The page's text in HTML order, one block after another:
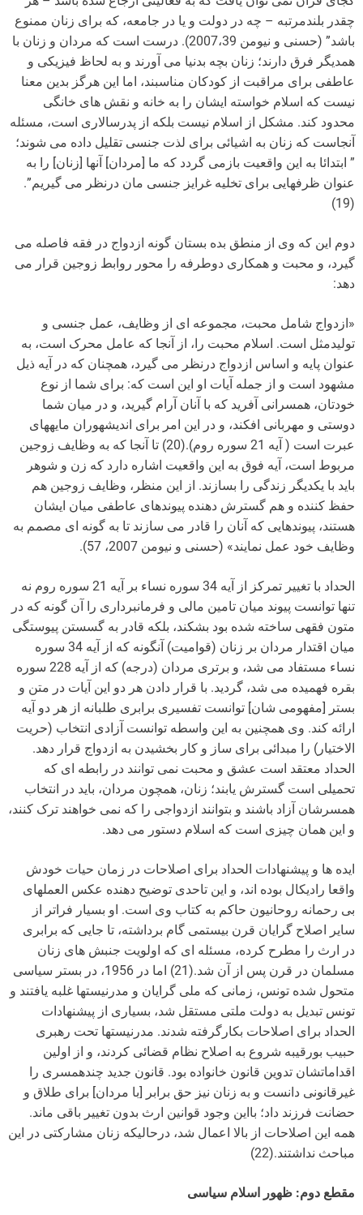
چقدر بلندمرتبه – چه در دولت و یا در جامعه، که برای زنان ممنوع
باشد” (حسنی و نیومن 2007،39). درست است که مردان و زنان با
همدیگر فرق دارند؛ زنان بچه بدنیا می آورند و به لحاظ فیزیکی و
عاطفی برای مراقبت از کودکان مناسبند، اما این هرگز بدین معنا
نیست که اسلام خواسته ایشان را به خانه و نقش های خانگی
محدود کند. مشکل از اسلام نیست بلکه از پدرسالاری است، مسئله
آنجاست که زنان به اشیائی برای لذت جنسی تقلیل داده می شوند؛
” ابتدائا به این واقعیت بازمی گردد که ما [مردان] آنها [زنان] را به
عنوان ظرفهایی برای تخلیه غرایز جنسی مان درنظر می گیریم”.
(19)
دوم این که وی از منطق بده بستان گونه ازدواج در فقه فاصله می
گیرد، و محبت و همکاری دوطرفه را محور روابط زوجین قرار می
دهد:
«ازدواج شامل محبت، مجموعه ای از وظایف، عمل جنسی و
تولیدمثل است. اسلام محبت را، از آنجا که عامل محرک است، به
عنوان پایه و اساس ازدواج درنظر می گیرد، همچنان که در آیه ذیل
مشهود است و از جمله آیات او این است که: براى شما از نوع
خودتان، همسرانى آفرید که با آنان آرام گیرید، و در میان شما
دوستى و مهربانى افکند، و در این امر براى اندیشه‏وران مایه‏هاى
عبرت است‏ ( آیه 21 سوره روم).(20) تا آنجا که به وظایف زوجین
مربوط است، آیه فوق به این واقعیت اشاره دارد که زن و شوهر
باید با یکدیگر زندگی را بسازند. از این منظر، وظایف زوجین هم
حفظ کننده و هم گسترش دهنده پیوندهای عاطفی میان ایشان
هستند، پیوندهایی که آنان را قادر می سازند تا به گونه ای مصمم به
وظایف خود عمل نمایند» (حسنی و نیومن 2007، 57).
الحداد با تغییر تمرکز از آیه 34 سوره نساء بر آیه 21 سوره روم نه
تنها توانست پیوند میان تامین مالی و فرمانبرداری را آن گونه که در
متون فقهی ساخته شده بود بشکند، بلکه قادر به گسستن پیوستگی
میان اقتدار مردان بر زنان (قوامیت) آنگونه که از آیه 34 سوره
نساء مستفاد می شد، و برتری مردان (درجه) که از آیه 228 سوره
بقره فهمیده می شد، گردید. با قرار دادن هر دو این آیات در متن و
بستر [مفهومی شان] توانست تفسیری برابری طلبانه از هر دو آیه
ارائه کند. وی همچنین به این واسطه توانست آزادی انتخاب (حریت
الاختیار) را مبدائی برای ساز و کار بخشیدن به ازدواج قرار دهد.
الحداد معتقد است عشق و محبت نمی توانند در رابطه ای که
تحمیلی است گسترش یابند؛ زنان، همچون مردان، باید در انتخاب
همسرشان آزاد باشند و بتوانند ازدواجی را که نمی خواهند ترک کنند،
و این همان چیزی است که اسلام دستور می دهد.
ایده ها و پیشنهادات الحداد برای اصلاحات در زمان حیات خودش
واقعا رادیکال بوده اند، و این تاحدی توضیح دهنده عکس العملهای
بی رحمانه روحانیون حاکم به کتاب وی است. او بسیار فراتر از
سایر اصلاح گرایان قرن بیستمی گام برداشته، تا جایی که برابری
در ارث را مطرح کرده، مسئله ای که اولویت جنبش های زنان
مسلمان در قرن پس از آن شد.(21) اما در 1956، در بستر سیاسی
متحول شده تونس، زمانی که ملی گرایان و مدرنیستها غلبه یافتند و
تونس تبدیل به دولت ملتی مستقل شد، بسیاری از پیشنهادات
الحداد برای اصلاحات بکارگرفته شدند. مدرنیستها تحت رهبری
حبیب بورقیبه شروع به اصلاح نظام قضائی کردند، و از اولین
اقداماتشان تدوین قانون خانواده بود. قانون جدید چندهمسری را
غیرقانونی دانست و به زنان نیز حق برابر [با مردان] برای طلاق و
حضانت فرزند داد؛ بااین وجود قوانین ارث بدون تغییر باقی ماند.
همه این اصلاحات از بالا اعمال شد، درحالیکه زنان مشارکتی در این
مباحث نداشتند.(22)
مقطع دوم: ظهور اسلام سیاسی